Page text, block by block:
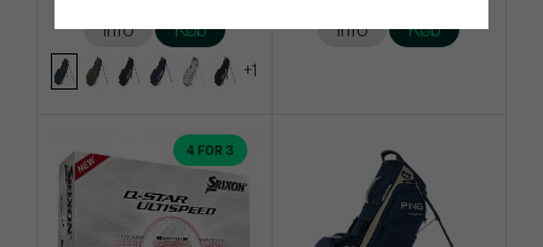
Info Køb
+1
Info Køb
4 FOR 3